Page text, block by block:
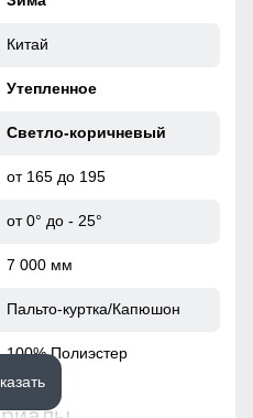
для
и дождя, обеспечивая
Китай
Утепленное
Светло-коричневый
от 165 до 195
от 0° до - 25°
7 000 мм
Пальто-куртка/Капюшон
100% Полиэстер